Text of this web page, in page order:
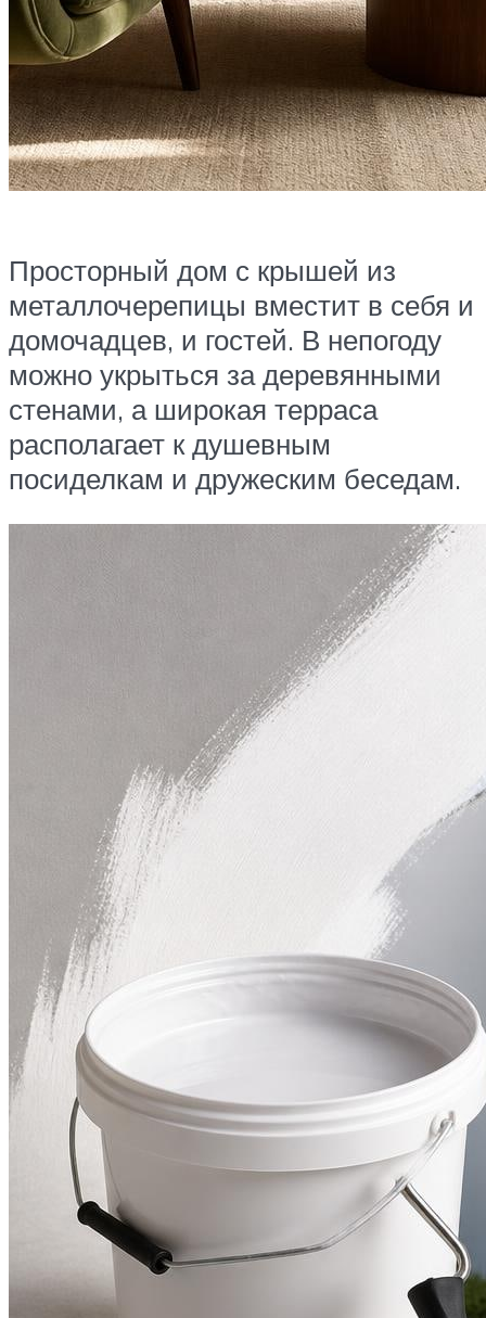
Просторный дом с крышей из
металлочерепицы вместит в себя и
домочадцев, и гостей. В непогоду
можно укрыться за деревянными
стенами, а широкая терраса
располагает к душевным
посиделкам и дружеским беседам.